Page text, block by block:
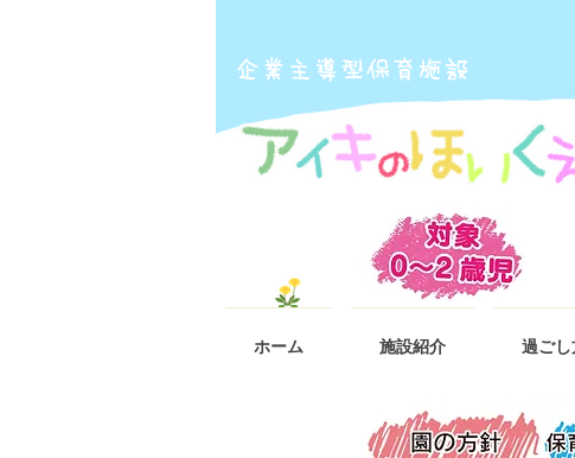
ホーム 施設紹介 過ごし
​企業主導型保育施設